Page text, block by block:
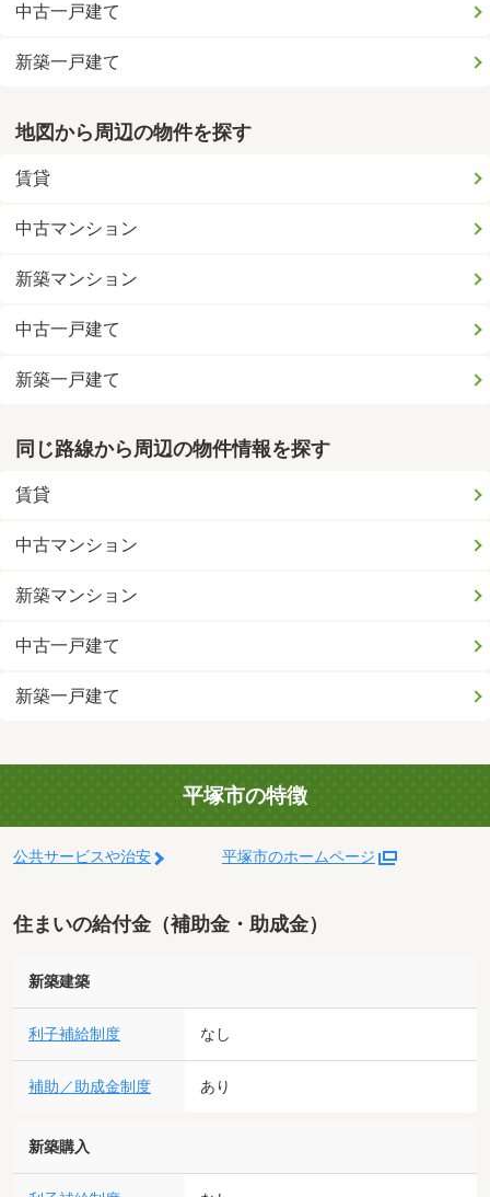
中古一戸建て
新築一戸建て
地図から周辺の物件を探す
賃貸
中古マンション
新築マンション
中古一戸建て
新築一戸建て
同じ路線から周辺の物件情報を探す
賃貸
中古マンション
新築マンション
中古一戸建て
新築一戸建て
平塚市の特徴
公共サービスや治安 平塚市のホームページ
住まいの給付金（補助金・助成金）
新築建築
利子補給制度 なし
補助／助成金制度 あり
新築購入